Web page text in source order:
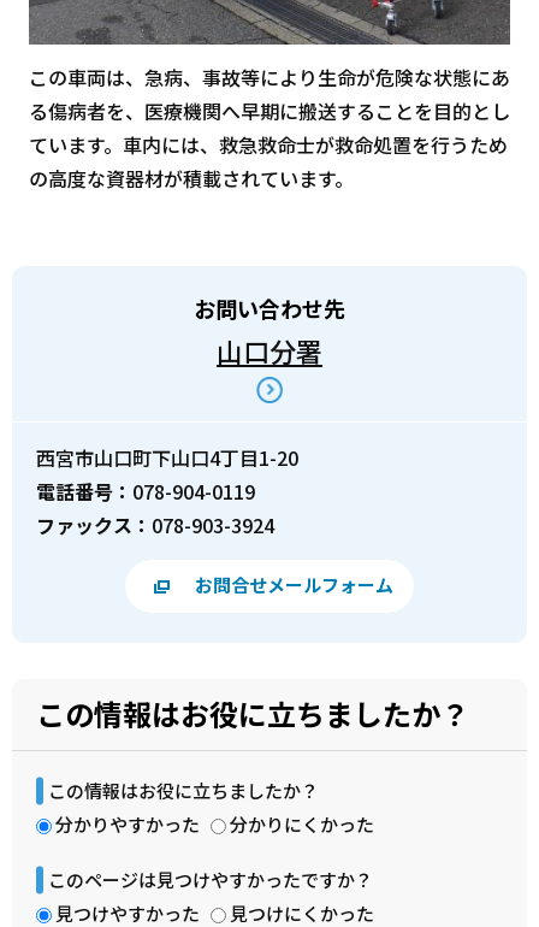
この車両は、急病、事故等により生命が危険な状態にあ
る傷病者を、医療機関へ早期に搬送することを目的とし
ています。車内には、救急救命士が救命処置を行うため
の高度な資器材が積載されています。
お問い合わせ先
山口分署
西宮市山口町下山口4丁目1-20
電話番号： 078-904-0119
ファックス： 078-903-3924
お問合せメールフォーム
この情報はお役に立ちましたか？
この情報はお役に立ちましたか？
分かりやすかった
分かりにくかった
このページは見つけやすかったですか？
見つけやすかった
見つけにくかった